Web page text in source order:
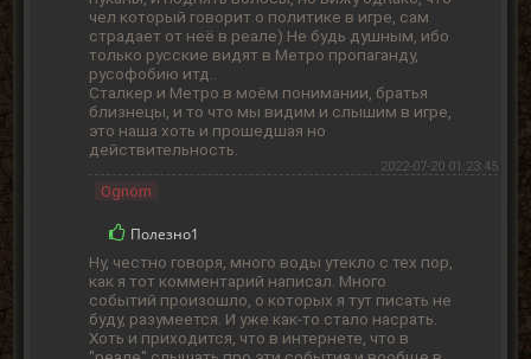
чел который говорит о политике в игре, сам
страдает от неё в реале) Не будь душным, ибо
только русские видят в Метро пропаганду,
русофобию итд..
Сталкер и Метро в моём понимании, братья
близнецы, и то что мы видим и слышим в игре,
это наша хоть и прошедшая но
действительность.
2022-07-20 01:23:45
Ognom
Полезно1
Ну, честно говоря, много воды утекло с тех пор,
как я тот комментарий написал. Много
событий произошло, о которых я тут писать не
буду, разумеется. И уже как-то стало насрать.
Хоть и приходится, что в интернете, что в